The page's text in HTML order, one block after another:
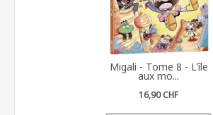
Migali - Tome 8 - L'île
aux mo...
16,90 CHF